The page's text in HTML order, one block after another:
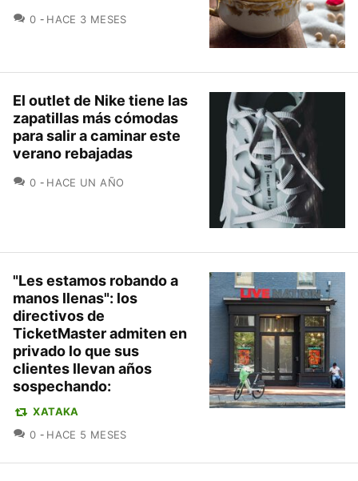
0 COMENTARIOS
HACE 3 MESES
El outlet de Nike tiene las
zapatillas más cómodas
para salir a caminar este
verano rebajadas
0 COMENTARIOS
HACE UN AÑO
"Les estamos robando a
manos llenas": los
directivos de
TicketMaster admiten en
privado lo que sus
clientes llevan años
sospechando:
XATAKA
0 COMENTARIOS
HACE 5 MESES